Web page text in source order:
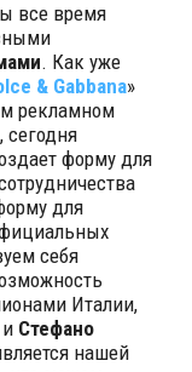
все время
. Как уже
& Gabbana»
рекламном
форму для
для
себя
Италии,
и Стефано
нашей